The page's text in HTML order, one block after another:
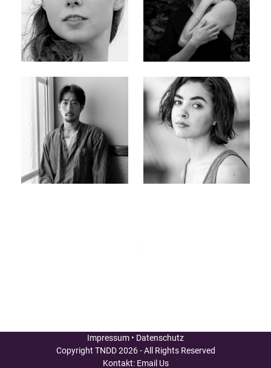
Impressum • Datenschutz
Copyright TNDD2026 - All Rights Reserved
Kontakt: Email Us